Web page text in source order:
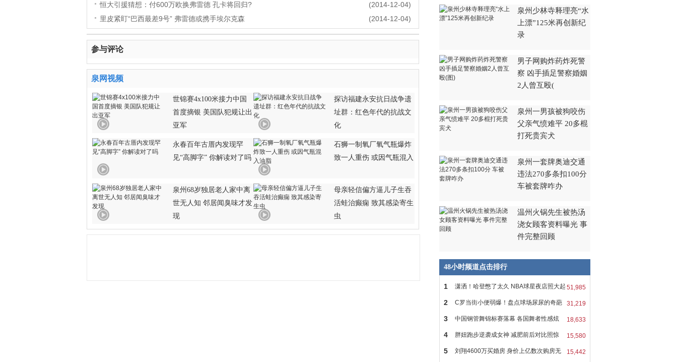
(2014-12-04)
恒大引援猜想：付600万欧换弗雷德 孔卡将回归?
(2014-12-04)
里皮紧盯“巴西最差9号” 弗雷德或携手埃尔克森
参与评论
泉网视频
世锦赛4x100米接力中国
首度摘银 美国队犯规让出
亚军
探访福建永安抗日战争遗
址群：红色年代的抗战文
化
永春百年古厝内发现罕
见“高脚字” 你解读对了吗
石狮一制氧厂氧气瓶爆炸
致一人重伤 或因气瓶混入
泉州68岁独居老人家中离
世无人知 邻居闻臭味才发
现
母亲轻信偏方逼儿子生吞
活蛙治癫痫 致其感染寄生
虫
泉州少林寺释理亮“水
上漂”125米再创新纪
录
男子网购炸药炸死警
察 凶手插足警察婚姻
2人曾互殴(
泉州一男孩被狗咬伤
父亲气愤难平 20多棍
打死贵宾犬
泉州一套牌奥迪交通
违法270多条扣100分
车被套牌咋办
温州火锅先生被热汤
浇女顾客资料曝光 事
件完整回顾
48小时频道点击排行
51,985
1 潇洒！哈登憋了太久 NBA球星夜店照大起
底 31,219
2 C罗当街小便弱爆！盘点球场尿尿的奇葩
球 18,633
3 中国钢管舞锦标赛落幕 各国舞者性感炫
15,580
4 胖妞跑步逆袭成女神 减肥前后对比照惊
15,442
5 刘翔4600万买婚房 身价上亿数次购房无